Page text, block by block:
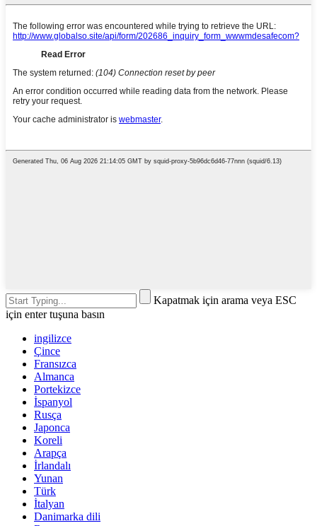
Kapatmak için arama veya ESC
için enter tuşuna basın
ingilizce
Çince
Fransızca
Almanca
Portekizce
İspanyol
Rusça
Japonca
Koreli
Arapça
İrlandalı
Yunan
Türk
İtalyan
Danimarka dili